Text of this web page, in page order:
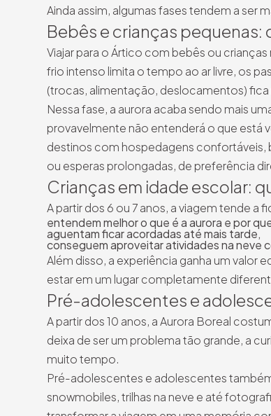
Ainda assim, algumas fases tendem a ser
Bebês e crianças pequenas:
Viajar para o Ártico com bebês ou
frio intenso limita o tempo ao ar livre, os
(trocas, alimentação, deslocamentos)
Nessa fase, a aurora acaba sendo mais
provavelmente não entenderá o que está
destinos com hospedagens confortáveis,
ou esperas prolongadas, de preferência
Crianças em idade escolar:
A partir dos 6 ou 7 anos, a viagem tende a
entendem melhor o que é a aurora e por
aguentam ficar acordadas até mais tarde,
conseguem aproveitar atividades na neve
Além disso, a experiência ganha um valor
estar em um lugar completamente
Pré-adolescentes e
A partir dos 10 anos, a Aurora Boreal
deixa de ser um problema tão grande, a
muito tempo.
Pré-adolescentes e adolescentes
snowmobiles, trilhas na neve e até